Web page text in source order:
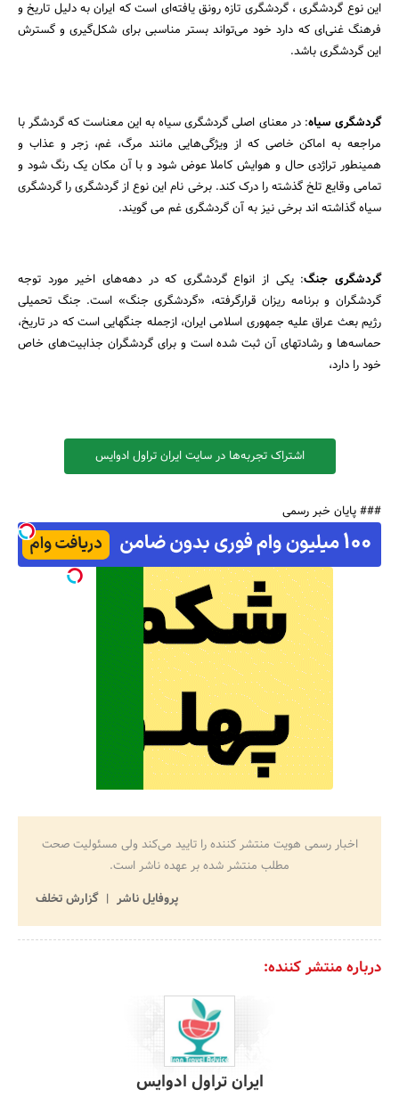
این نوع گردشگری ، گردشگری تازه رونق یافته‌ای است که ایران به دلیل تاریخ و
فرهنگ غنی‌ای که دارد خود می‌تواند بستر مناسبی برای شکل‌‌گیری و گسترش
این گردشگری باشد.
گردشگری سیاه: در معنای اصلی گردشگری سیاه به این معناست که گردشگر با
مراجعه به اماکن خاصی که از ویژگی‌هایی مانند مرگ، غم، زجر و عذاب و
همینطور تراژدی حال و هوایش کاملا عوض شود و با آن مکان یک رنگ شود و
تمامی وقایع تلخ گذشته را درک کند. برخی نام این نوع از گردشگری را گردشگری
سیاه گذاشته اند برخی نیز به آن گردشگری غم می گویند.
گردشگری جنگ: یکی از انواع گردشگری که در دهه‌های اخیر مورد توجه
گردشگران و برنامه ریزان قرارگرفته، «گردشگری جنگ» است. جنگ تحمیلی
رژیم بعث عراق علیه جمهوری اسلامی ایران، ازجمله جنگهایی است که در تاریخ،
حماسه‌ها و رشادتهای آن ثبت شده است و برای گردشگران جذابیت‌های خاص
خود را دارد،
اشتراک تجربه‌ها در سایت ایران تراول ادوایس
### پایان خبر رسمی
اخبار رسمی هویت منتشر کننده را تایید می‌کند ولی مسئولیت صحت
مطلب منتشر شده بر عهده ناشر است.
پروفایل ناشر
گزارش تخلف
درباره منتشر کننده:
ایران تراول ادوایس